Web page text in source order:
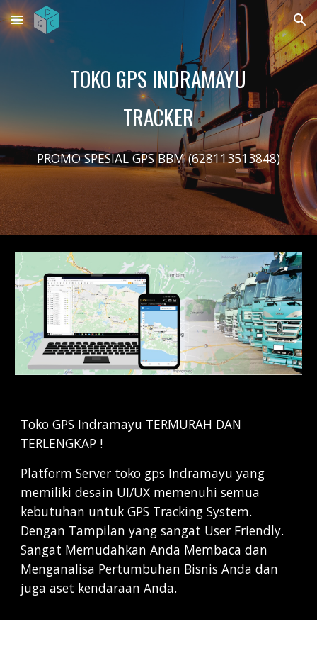
Skip to main content Skip to navigation
TOKO GPS INDRAMAYU
TRACKER
PROMO SPESIAL GPS BBM (628113513848)
Toko GPS Indramayu TERMURAH DAN
TERLENGKAP !
Platform Server toko gps Indramayu yang
memiliki desain UI/UX memenuhi semua
kebutuhan untuk GPS Tracking System.
Dengan Tampilan yang sangat User Friendly.
Sangat Memudahkan Anda Membaca dan
Menganalisa Pertumbuhan Bisnis Anda dan
juga aset kendaraan Anda.